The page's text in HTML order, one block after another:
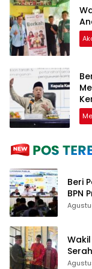
Beri
BPN
dan